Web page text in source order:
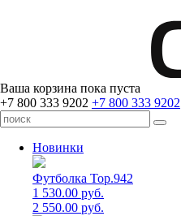
Ваша корзина пока пуста
+7 800 333 9202 +7 800 333 9202
Новинки
Футболка Top.942
1 530.00 руб.
2 550.00 руб.